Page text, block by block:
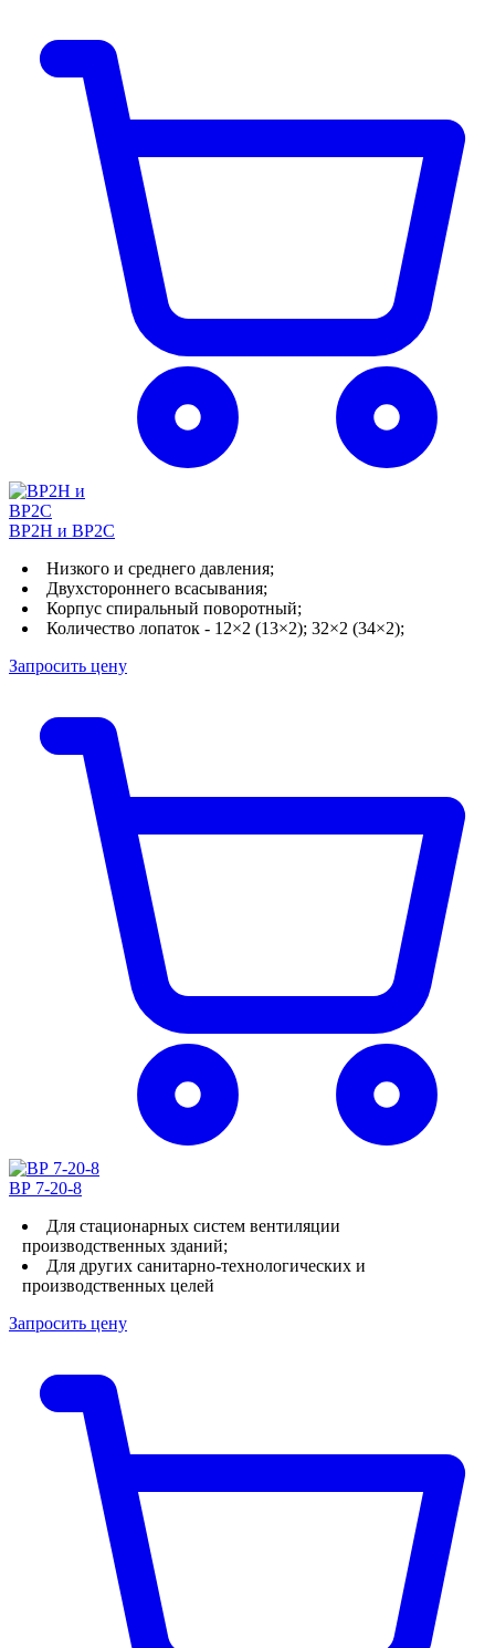
ВР2Н и ВР2С
Низкого и среднего давления;
Двухстороннего всасывания;
Корпус спиральный поворотный;
Количество лопаток - 12×2 (13×2); 32×2 (34×2);
Запросить цену
ВР 7-20-8
Для стационарных систем вентиляции
производственных зданий;
Для других санитарно-технологических и
производственных целей
Запросить цену